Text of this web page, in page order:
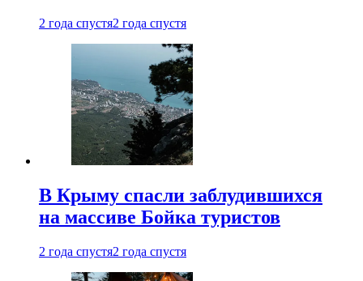
2 года спустя2 года спустя
В Крыму спасли заблудившихся
на массиве Бойка туристов
2 года спустя2 года спустя